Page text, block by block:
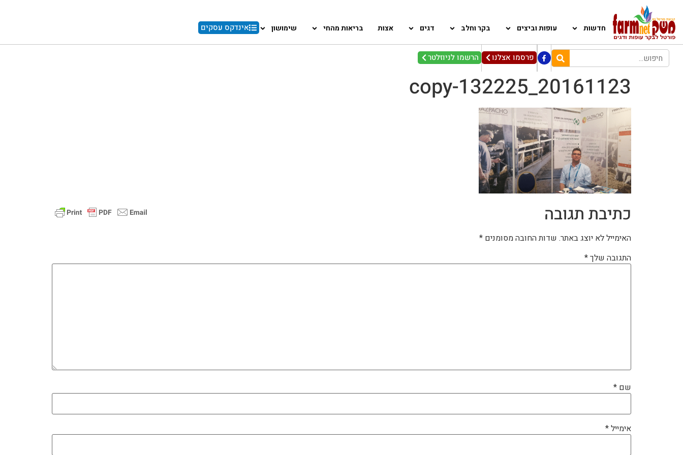
חדשות עופות וביצים בקר וחלב דגים אצות בריאות מהחי שימושון אינדקס עסקים
פרסמו אצלנו הרשמו לניוזלטר
20161123_132225-copy
כתיבת תגובה
האימייל לא יוצג באתר. שדות החובה מסומנים *
התגובה שלך*
שם *
אימייל*